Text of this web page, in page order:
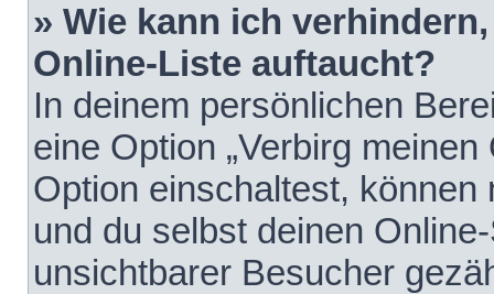
» Wie kann ich
Online-Liste auftaucht?
In deinem persönlichen
eine Option „Verbirg
Option einschaltest,
und du selbst deinen
unsichtbarer Besucher